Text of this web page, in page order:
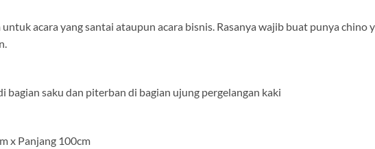
acara yang santai ataupun acara bisnis. Rasanya wajib buat punya chino
bagian saku dan piterban di bagian ujung pergelangan kaki
x Panjang 100cm